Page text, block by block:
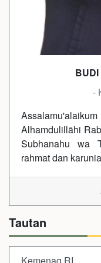
-
Alhamdulillāhi
Subhanahu wa
rahmat dan
Tautan